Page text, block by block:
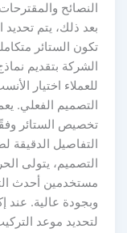
النصائح
بعد ذلك، يتم
تكون الستائر
الشركة بتقديم
للعملاء اختيار
التصميم الفعلي.
تخصيص الستائر
التفاصيل الدقيقة
التصميم، يتولى
مستخدمين أحدث
وبجودة عالية. عند
لتحديد موعد